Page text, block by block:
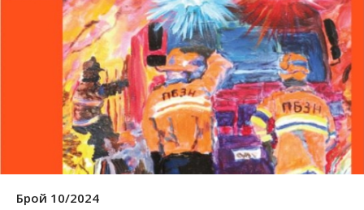
Брой 10/2024